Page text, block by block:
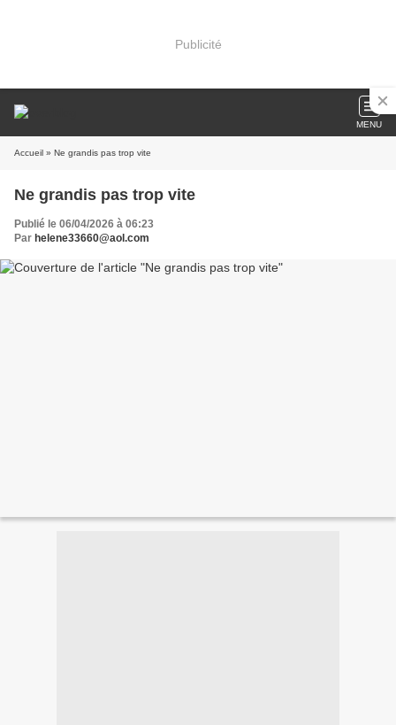
Publicité
MENU
Accueil » Ne grandis pas trop vite
Ne grandis pas trop vite
Publié le 06/04/2026 à 06:23
Par helene33660@aol.com